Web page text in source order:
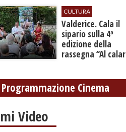
CULTURA
Valderice. Cala il
sipario sulla 4ª
edizione della
rassegna “Al calar
Programmazione Cinema
Video